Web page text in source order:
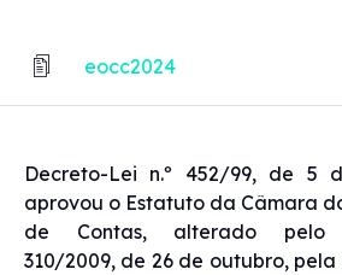
eocc2024
Decreto-Lei n.º 452/99, de 5
aprovou o Estatuto da Câmara
de Contas, alterado pelo
310/2009, de 26 de outubro, pela